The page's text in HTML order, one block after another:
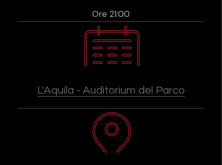
Ore 21:00
L'Aquila - Auditorium del Parco